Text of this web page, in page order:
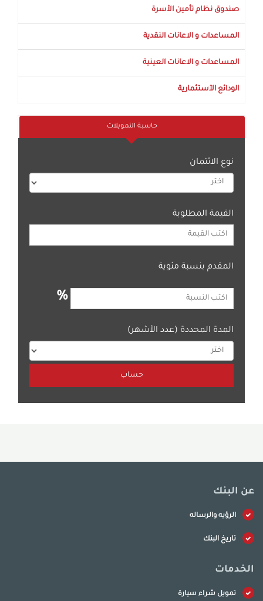
صندوق نظام تأمين الأسرة
المساعدات و الاعانات النقدية
المساعدات و الاعانات العينية
الودائع الآستثمارية
حاسبة التمويلات
نوع الائتمان
القيمة المطلوبة
المقدم بنسبة مئوية
%
المدة المحددة (عدد الأشهر)
عن البنك
الرؤيه والرساله
تاريخ البنك
الخدمات
تمويل شراء سيارة